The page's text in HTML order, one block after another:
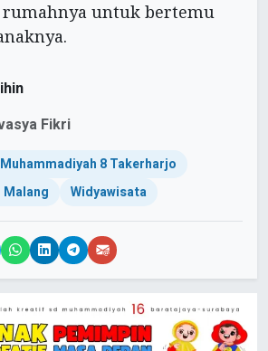
untuk bertemu
Fikri
8 Takerharjo
Malang Widyawisata